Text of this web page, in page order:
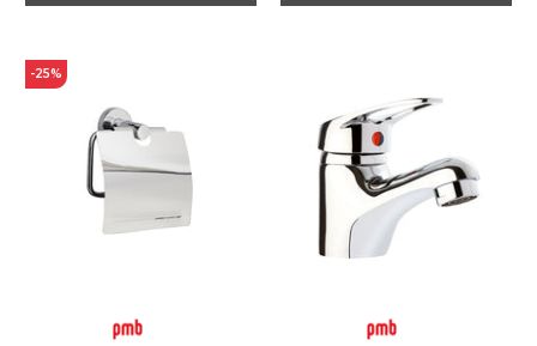
-25%